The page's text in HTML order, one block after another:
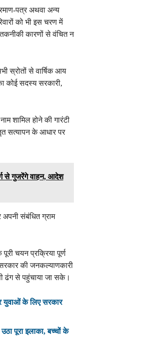
पत्र अथवा अन्य
को भी इस चरण में
कारणों से वंचित न
स्रोतों से वार्षिक आय
कोई सदस्य सरकारी,
शामिल होने की गारंटी
सत्यापन के आधार पर
से गुजरेंगे वाहन, आदेश
अपनी संबंधित ग्राम
पूरी चयन प्रक्रिया पूर्ण
सरकार की जनकल्याणकारी
ढंग से पहुंचाया जा सके।
युवाओं के लिए सरकार
पूरा इलाका, बच्चों के